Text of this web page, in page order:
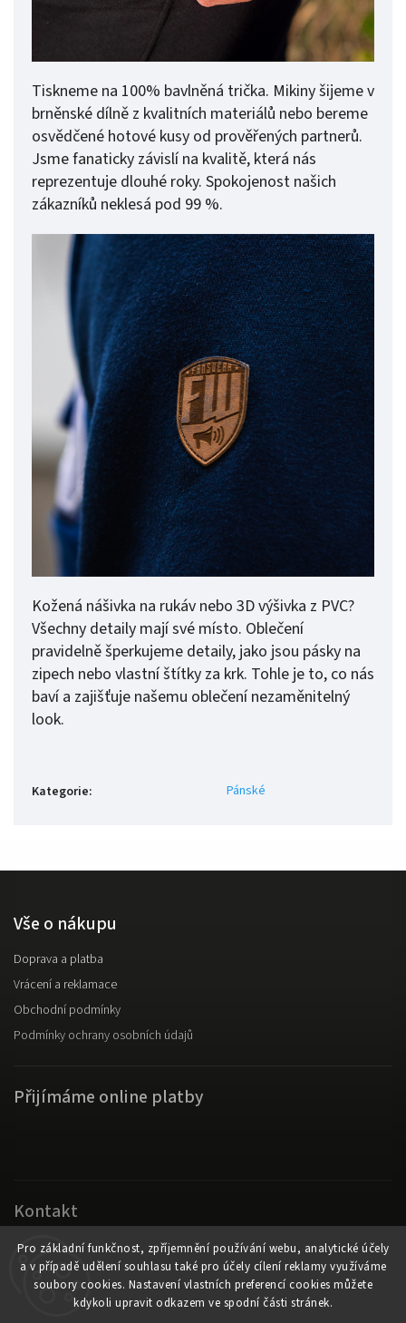
Pro základní funkčnost, zpříjemnění používání webu, analytické účely
a v případě udělení souhlasu také pro účely cílení reklamy využíváme
soubory cookies. Nastavení vlastních preferencí cookies můžete
kdykoli upravit odkazem ve spodní části stránek.
Tiskneme na 100% bavlněná trička. Mikiny šijeme v
brněnské dílně z kvalitních materiálů nebo bereme
osvědčené hotové kusy od prověřených partnerů.
Jsme fanaticky závislí na kvalitě, která nás
reprezentuje dlouhé roky. Spokojenost našich
zákazníků neklesá pod 99 %.
Kožená nášivka na rukáv nebo 3D výšivka z PVC?
Všechny detaily mají své místo. Oblečení
pravidelně šperkujeme detaily, jako jsou pásky na
zipech nebo vlastní štítky za krk. Tohle je to, co nás
baví a zajišťuje našemu oblečení nezaměnitelný
look.
Kategorie: Pánské
Vše o nákupu
Doprava a platba
Vrácení a reklamace
Obchodní podmínky
Podmínky ochrany osobních údajů
Přijímáme online platby
Kontakt
Original Fanswear
@ originalfanswear.cz